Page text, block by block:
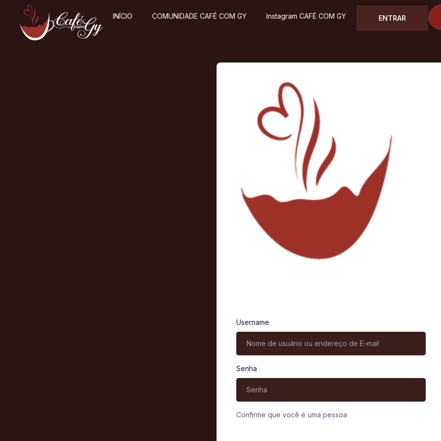
INÍCIO COMUNIDADE CAFÉ COM GY Instagram CAFÉ COM GY ENTRAR
Username
Senha
Confirme que você é uma pessoa